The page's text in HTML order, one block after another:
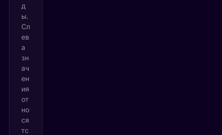
д
ы.
Сл
ев
а
зн
ач
ен
ия
от
но
ся
тс